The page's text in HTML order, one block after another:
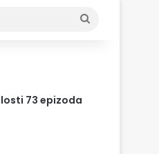
73 epizoda